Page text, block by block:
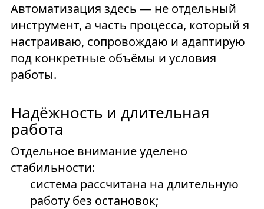
Автоматизация здесь — не отдельный
инструмент, а часть процесса, который я
настраиваю, сопровождаю и адаптирую
под конкретные объёмы и условия
работы.
Надёжность и длительная
работа
Отдельное внимание уделено
стабильности:
система рассчитана на длительную
работу без остановок;